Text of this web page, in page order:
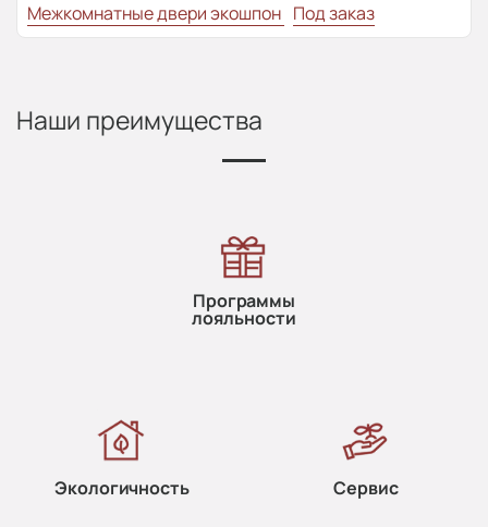
Межкомнатные двери экошпон Под заказ
Наши преимущества
Программы
лояльности
Экологичность Сервис